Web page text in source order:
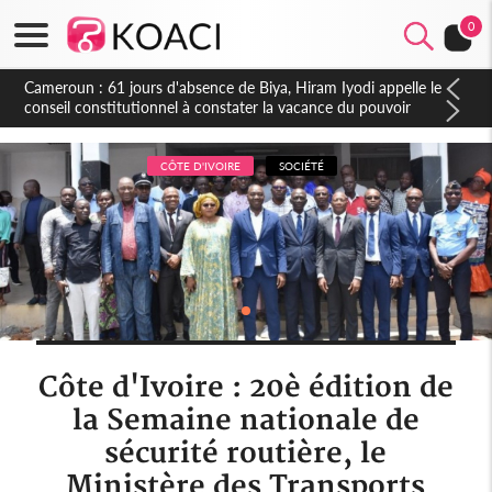
0
Côte d'Ivoire : Fin de la pagaille au PDCI-RDA, Lessiehi bannit
les mouvements sauvages
CÔTE D'IVOIRE SOCIÉTÉ
Côte d'Ivoire : 20è édition de
la Semaine nationale de
sécurité routière, le